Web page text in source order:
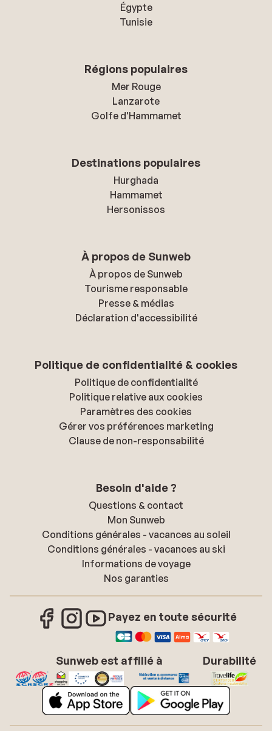
Égypte
Tunisie
Régions populaires
Mer Rouge
Lanzarote
Golfe d'Hammamet
Destinations populaires
Hurghada
Hammamet
Hersonissos
À propos de Sunweb
À propos de Sunweb
Tourisme responsable
Presse & médias
Déclaration d'accessibilité
Politique de confidentialité & cookies
Politique de confidentialité
Politique relative aux cookies
Paramètres des cookies
Gérer vos préférences marketing
Clause de non-responsabilité
Besoin d'aide ?
Questions & contact
Mon Sunweb
Conditions générales - vacances au soleil
Conditions générales - vacances au ski
Informations de voyage
Nos garanties
Payez en toute sécurité
Sunweb est affilié à Durabilité